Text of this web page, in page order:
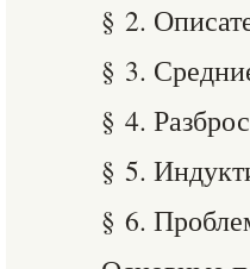
§ 2.
§ 3.
§ 4.
§ 5.
§ 6.